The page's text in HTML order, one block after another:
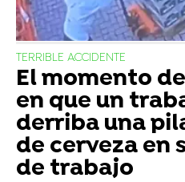
TERRIBLE ACCIDENTE
El momento
en que un
derriba una
de cerveza en
de trabajo